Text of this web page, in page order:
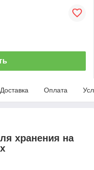
Доставка Оплата
хранения на